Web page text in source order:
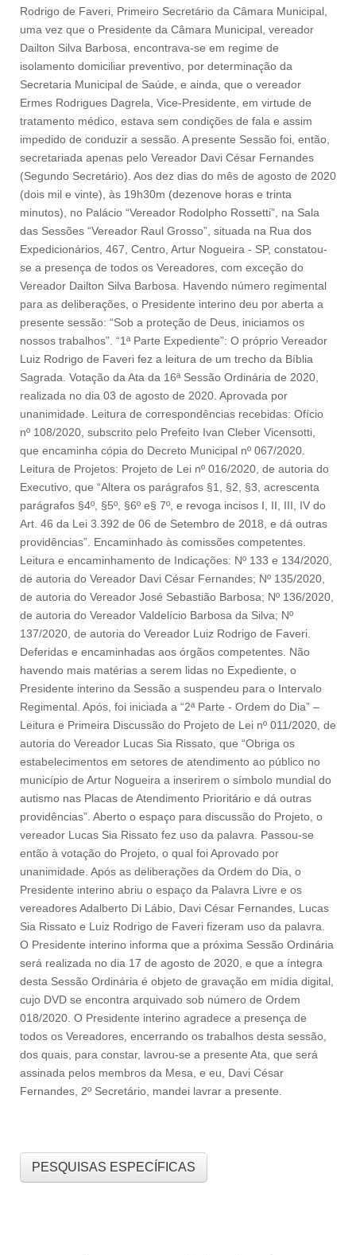
Rodrigo de Faveri, Primeiro Secretário da Câmara Municipal,
uma vez que o Presidente da Câmara Municipal, vereador
Dailton Silva Barbosa, encontrava-se em regime de
isolamento domiciliar preventivo, por determinação da
Secretaria Municipal de Saúde, e ainda, que o vereador
Ermes Rodrigues Dagrela, Vice-Presidente, em virtude de
tratamento médico, estava sem condições de fala e assim
impedido de conduzir a sessão. A presente Sessão foi, então,
secretariada apenas pelo Vereador Davi César Fernandes
(Segundo Secretário). Aos dez dias do mês de agosto de 2020
(dois mil e vinte), às 19h30m (dezenove horas e trinta
minutos), no Palácio “Vereador Rodolpho Rossetti”, na Sala
das Sessões “Vereador Raul Grosso”, situada na Rua dos
Expedicionários, 467, Centro, Artur Nogueira - SP, constatou-
se a presença de todos os Vereadores, com exceção do
Vereador Dailton Silva Barbosa. Havendo número regimental
para as deliberações, o Presidente interino deu por aberta a
presente sessão: “Sob a proteção de Deus, iniciamos os
nossos trabalhos”. “1ª Parte Expediente”: O próprio Vereador
Luiz Rodrigo de Faveri fez a leitura de um trecho da Bíblia
Sagrada. Votação da Ata da 16ª Sessão Ordinária de 2020,
realizada no dia 03 de agosto de 2020. Aprovada por
unanimidade. Leitura de correspondências recebidas: Ofício
nº 108/2020, subscrito pelo Prefeito Ivan Cleber Vicensotti,
que encaminha cópia do Decreto Municipal nº 067/2020.
Leitura de Projetos: Projeto de Lei nº 016/2020, de autoria do
Executivo, que “Altera os parágrafos §1, §2, §3, acrescenta
parágrafos §4º, §5º, §6º e§ 7º, e revoga incisos I, II, III, IV do
Art. 46 da Lei 3.392 de 06 de Setembro de 2018, e dá outras
providências”. Encaminhado às comissões competentes.
Leitura e encaminhamento de Indicações: Nº 133 e 134/2020,
de autoria do Vereador Davi César Fernandes; Nº 135/2020,
de autoria do Vereador José Sebastião Barbosa; Nº 136/2020,
de autoria do Vereador Valdelício Barbosa da Silva; Nº
137/2020, de autoria do Vereador Luiz Rodrigo de Faveri.
Deferidas e encaminhadas aos órgãos competentes. Não
havendo mais matérias a serem lidas no Expediente, o
Presidente interino da Sessão a suspendeu para o Intervalo
Regimental. Após, foi iniciada a “2ª Parte - Ordem do Dia” –
Leitura e Primeira Discussão do Projeto de Lei nº 011/2020, de
autoria do Vereador Lucas Sia Rissato, que “Obriga os
estabelecimentos em setores de atendimento ao público no
município de Artur Nogueira a inserirem o símbolo mundial do
autismo nas Placas de Atendimento Prioritário e dá outras
providências”. Aberto o espaço para discussão do Projeto, o
vereador Lucas Sia Rissato fez uso da palavra. Passou-se
então à votação do Projeto, o qual foi Aprovado por
unanimidade. Após as deliberações da Ordem do Dia, o
Presidente interino abriu o espaço da Palavra Livre e os
vereadores Adalberto Di Lábio, Davi César Fernandes, Lucas
Sia Rissato e Luiz Rodrigo de Faveri fizeram uso da palavra.
O Presidente interino informa que a próxima Sessão Ordinária
será realizada no dia 17 de agosto de 2020, e que a íntegra
desta Sessão Ordinária é objeto de gravação em mídia digital,
cujo DVD se encontra arquivado sob número de Ordem
018/2020. O Presidente interino agradece a presença de
todos os Vereadores, encerrando os trabalhos desta sessão,
dos quais, para constar, lavrou-se a presente Ata, que será
assinada pelos membros da Mesa, e eu, Davi César
Fernandes, 2º Secretário, mandei lavrar a presente.
PESQUISAS ESPECÍFICAS